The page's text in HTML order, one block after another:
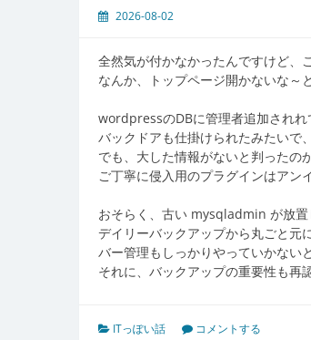
2026-08-02
全然気が付かなかったんですけど、
なんか、トップページ開かないな～
wordpressのDBに管理者追加されれ
バックドアも仕掛けられたみたいで
でも、大した情報がないと判ったの
ご丁寧に侵入用のプラグインはアン
おそらく、古い mysqladmin が放置
デイリーバックアップから丸ごと元
バー管理もしっかりやっていかない
それに、バックアップの重要性も再
ITっぽい話 コメントする